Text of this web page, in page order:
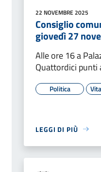
22 NOVEMBRE 2025
Consiglio
giovedì 27
Alle ore 16 a
Quattordici punti
Politica
LEGGI DI PIÙ